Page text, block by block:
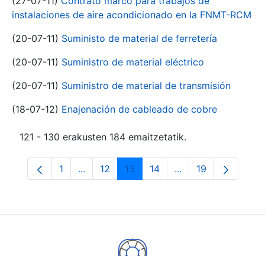
instalaciones de aire acondicionado en la FNMT-RCM
(20-07-11) Suministo de material de ferretería
(20-07-11) Suministro de material eléctrico
(20-07-11) Suministro de material de transmisión
(18-07-12) Enajenación de cableado de cobre
121 - 130 erakusten 184 emaitzetatik.
Orrialdea
1 ...Intermediate Pages Use TAB to navigate.
Orrialdea
12 Orrialdea
13 Orrialdea
14 ...Intermediate
Orrialdea
19